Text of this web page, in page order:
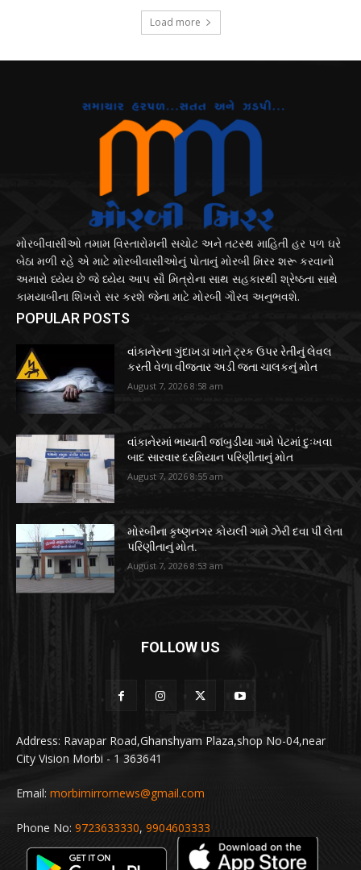
Load more
મોરબીવાસીઓ તમામ વિસ્તારોમની સચોટ અને તટસ્થ માહિતી હર પળ ઘરે
બેઠા મળી રહે એ માટે મોરબીવાસીઓનું પોતાનું મોરબી મિરર શરૂ કરવાનો
અમારો ધ્યેય છે જે ધ્યેય આપ સૌ મિત્રોના સાથ સહકારથી શ્રેષ્ઠતા સાથે
કામયાબીના શિખરો સર કરશે જેના માટે મોરબી ગૌરવ અનુભવશે.
POPULAR POSTS
વાંકાનેરના ગુંદાખડા ખાતે ટ્રક ઉપર રેતીનું લેવલ
કરતી વેળા વીજતાર અડી જતા ચાલકનું મોત
August 7, 2026 8:58 am
વાંકાનેરમાં ભાયાતી જાંબુડીયા ગામે પેટમાં દુઃખવા
બાદ સારવાર દરમિયાન પરિણીતાનું મોત
August 7, 2026 8:55 am
મોરબીના કૃષ્ણનગર કોયલી ગામે ઝેરી દવા પી લેતા
પરિણીતાનું મોત.
August 7, 2026 8:53 am
FOLLOW US
Address: Ravapar Road,Ghanshyam Plaza,shop No-04,near
City Vision Morbi - 1 363641
Email: morbimirrornews@gmail.com
Phone No: 9723633330, 9904603333